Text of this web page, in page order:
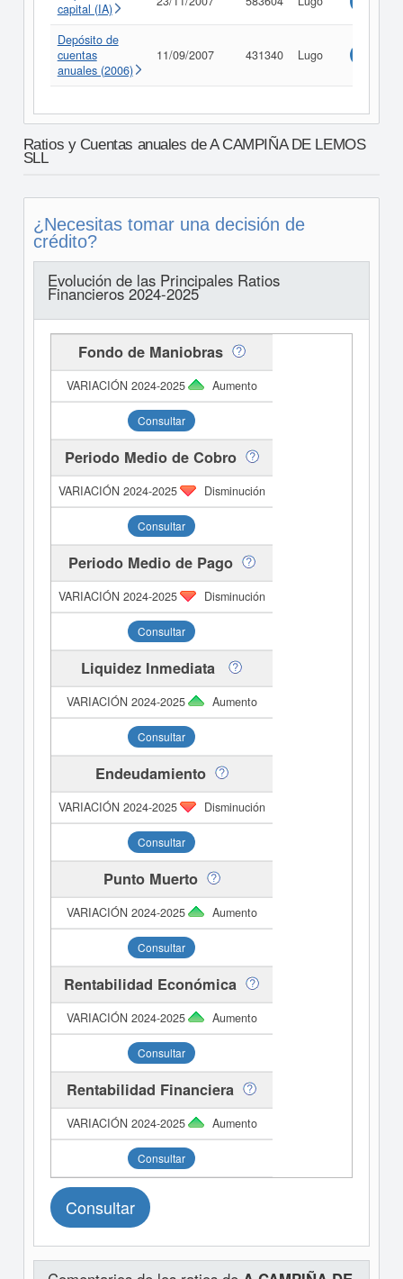
capital (IA)
Depósito de
cuentas
anuales (2006)
11/09/2007 431340 Lugo
Ratios y Cuentas anuales de A CAMPIÑA DE LEMOS
SLL
¿Necesitas tomar una decisión de
crédito?
Evolución de las Principales Ratios
Financieros 2024-2025
Fondo de Maniobras
Aumento
Consultar
Periodo Medio de Cobro
Disminución
Consultar
Periodo Medio de Pago
Disminución
Consultar
Liquidez Inmediata
Aumento
Consultar
Endeudamiento
Disminución
Consultar
Punto Muerto
Aumento
Consultar
Rentabilidad Económica
Aumento
Consultar
Rentabilidad Financiera
Aumento
Consultar
Consultar